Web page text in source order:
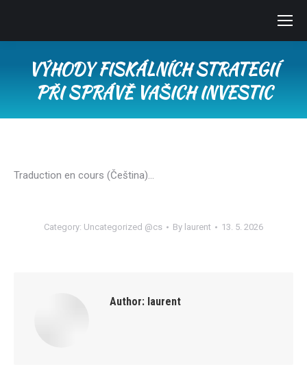
VÝHODY FISKÁLNÍCH STRATEGIÍ
PŘI SPRÁVĚ VAŠICH INVESTIC
Traduction en cours (Čeština)…
Category: Uncategorized @cs By laurent 13. 5. 2026
Author: laurent